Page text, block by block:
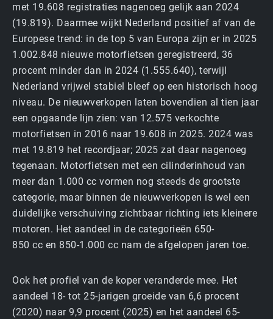
met 19.608 registraties nagenoeg gelijk aan 2024
(19.819). Daarmee wijkt Nederland positief af van de
Europese trend: in de top 5 van Europa zijn er in 2025
1.002.848 nieuwe motorfietsen geregistreerd, 36
procent minder dan in 2024 (1.555.640), terwijl
Nederland vrijwel stabiel bleef op een historisch hoog
niveau. De nieuw­verkopen laten bovendien al tien jaar
een opgaande lijn zien: van 12.575 verkochte
motorfietsen in 2016 naar 19.608 in 2025. 2024 was
met 19.819 het recordjaar; 2025 zat daar nagenoeg
tegenaan. Motorfietsen met een cilinderinhoud van
meer dan 1.000 cc vormen nog steeds de grootste
categorie, maar binnen de nieuw­verkopen is wel een
duidelijke verschuiving zichtbaar richting iets kleinere
motoren. Het aandeel in de categorieën 650-
850 cc en 850-1.000 cc nam de afgelopen jaren toe.
Ook het profiel van de koper veranderde mee. Het
aandeel 18- tot 25-jarigen groeide van 6,6 procent
(2020) naar 9,9 procent (2025) en het aandeel 65-